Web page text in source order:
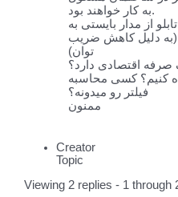
به کار خواهند بود.
از مدار بایستی به
دلیل کاهش ضریب
توان)
صرفه اقتصادی دارد؟
کنیم؟ کسی محاسبه
فیلتر رو میدونه؟
ممنون
Creator
Topic
Viewing 2 replies - 1 through